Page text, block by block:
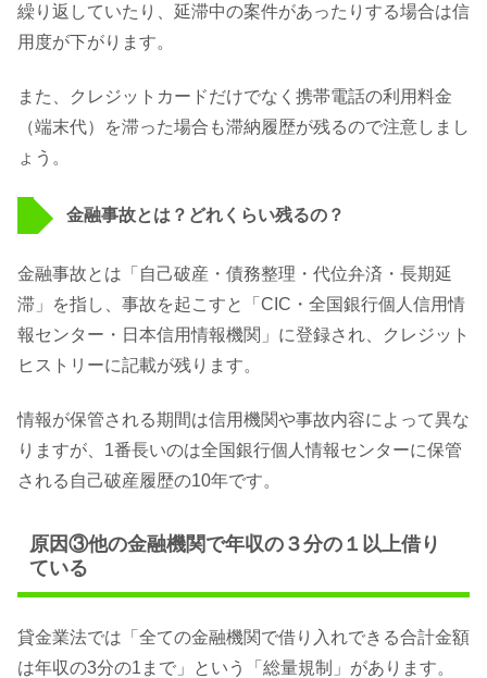
繰り返していたり、延滞中の案件があったりする場合は信
用度が下がります。
また、クレジットカードだけでなく携帯電話の利用料金
（端末代）を滞った場合も滞納履歴が残るので注意しまし
ょう。
金融事故とは？どれくらい残るの？
金融事故とは「自己破産・債務整理・代位弁済・長期延
滞」を指し、事故を起こすと「CIC・全国銀行個人信用情
報センター・日本信用情報機関」に登録され、クレジット
ヒストリーに記載が残ります。
情報が保管される期間は信用機関や事故内容によって異な
りますが、1番長いのは全国銀行個人情報センターに保管
される自己破産履歴の10年です。
原因③他の金融機関で年収の３分の１以上借り
ている
貸金業法では「全ての金融機関で借り入れできる合計金額
は年収の3分の1まで」という「総量規制」があります。